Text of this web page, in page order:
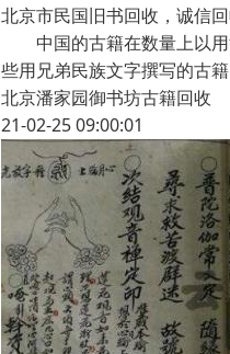
北京市民国旧书回收，诚信
中国的古籍在数量上以用
些用兄弟民族文字撰写的古
北京潘家园御书坊古籍回收
21-02-25 09:00:01